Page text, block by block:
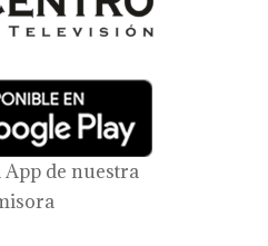
App de nuestra